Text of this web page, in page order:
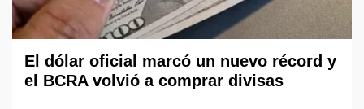
El dólar oficial marcó un nuevo récord y
el BCRA volvió a comprar divisas